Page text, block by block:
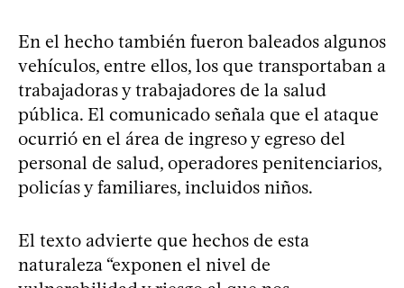
En el hecho también fueron baleados algunos
vehículos, entre ellos, los que transportaban a
trabajadoras y trabajadores de la salud
pública. El comunicado señala que el ataque
ocurrió en el área de ingreso y egreso del
personal de salud, operadores penitenciarios,
policías y familiares, incluidos niños.
El texto advierte que hechos de esta
naturaleza “exponen el nivel de